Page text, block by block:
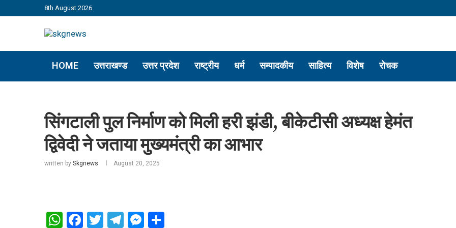
8th August 2026
HOME उत्तराखण्ड उत्तर प्रदेश राष्ट्रीय धर्म सम्पादकीय साहित्य विशेष रोचक
सिंगटाली पुल निर्माण को मिली हरी झंडी, बीकेटीसी अध्यक्ष हेमंत
द्विवेदी ने जताया मुख्यमंत्री का आभार
written by Skgnews August 20, 2025
WhatsApp
Facebook
Twitter
Telegram
Messenger